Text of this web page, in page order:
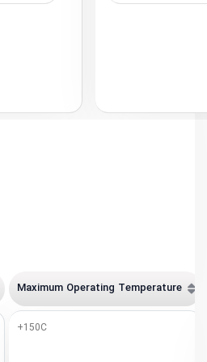
Maximum Operating Temperature
+150C